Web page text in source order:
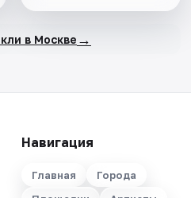
в Москве →
Навигация
Главная
Города